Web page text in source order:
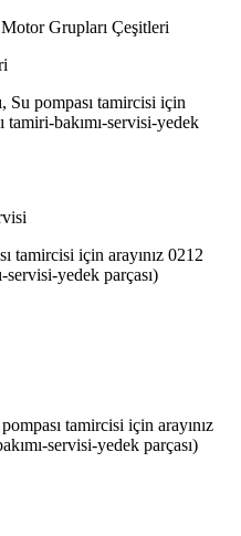
Grupları Çeşitleri
Su pompası tamircisi için
tamiri-bakımı-servisi-yedek
tamircisi için arayınız 0212
servisi-yedek parçası)
tamircisi için arayınız
servisi-yedek parçası)